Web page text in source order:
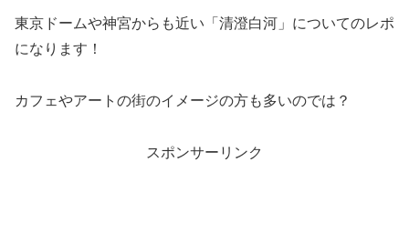
東京ドームや神宮からも近い「清澄白河」についてのレポ
になります！
カフェやアートの街のイメージの方も多いのでは？
スポンサーリンク